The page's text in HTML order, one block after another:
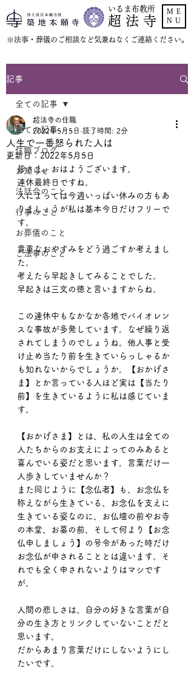
いるま布教所
超 法 寺
​※法事・葬儀のご相談など気兼ねなくご連絡ください。
ME
NU
記事
全ての記事
住職ブログ
お知らせ
法話会のこと
行事のこと
お葬儀のこと
ご法事のこと
全ての記事
人生で一番怒られた人は
超法寺の住職
2022年5月5日 読了時間: 2分
更新日： 2022年5月5日
皆さま、おはようございます。
連休最終日ですね。
人によっては今週いっぱい休みの方もあ
りましょうが私は基本今日だけフリーで
す。
貴重なおやすみをどう過ごすか考えまし
た。
考えたら早起きしてみることでした。
早起きは三文の徳と言いますからね。
この連休中もなかなか各地でバイオレン
スな事故が多発しています。なぜ繰り返
されてしまうのでしょうね。他人事と受
け止め当たり前を生きていらっしゃるか
も知れないからでしょうか。【おかげさ
ま】とか言っている人ほど実は【当たり
前】を生きているように私は感じていま
す。
【おかげさま】とは、私の人生は全ての
人たちからのお支えによってのみあると
喜んでいる姿だと思います。言葉だけ一
人歩きしていませんか？
また同じように【念仏者】も、お念仏を
称えながら生きている、お念仏を支えに
生きている姿なのに、お仏壇の前やお寺
の本堂、お墓の前、そして何より【お念
仏申しましょう】の号令があった時だけ
お念仏が申されることとは違います。そ
れでも全く申されないよりはマシです
が。
人間の悲しさは、自分の好きな言葉が自
分の生き方とリンクしていないことだと
思います。
だからあまり言葉だけにしないようにし
たいです。